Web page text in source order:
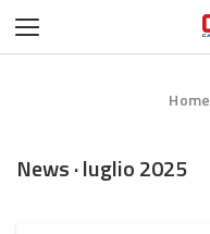
Home
News · luglio 2025